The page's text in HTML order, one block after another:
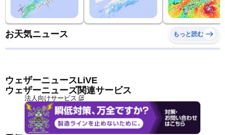
お天気ニュース もっと読む
ウェザーニュースLiVE
ウェザーニューズ関連サービス
法人向けサービス